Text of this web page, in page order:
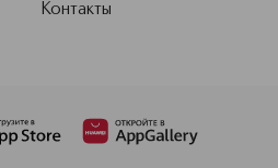
Контакты